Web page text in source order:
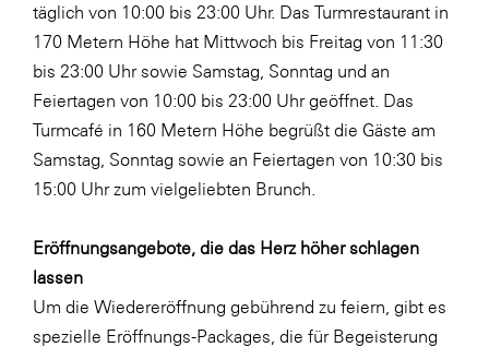
täglich von 10:00 bis 23:00 Uhr. Das Turmrestaurant in
170 Metern Höhe hat Mittwoch bis Freitag von 11:30
bis 23:00 Uhr sowie Samstag, Sonntag und an
Feiertagen von 10:00 bis 23:00 Uhr geöffnet. Das
Turmcafé in 160 Metern Höhe begrüßt die Gäste am
Samstag, Sonntag sowie an Feiertagen von 10:30 bis
15:00 Uhr zum vielgeliebten Brunch.
Eröffnungsangebote, die das Herz höher schlagen
lassen
Um die Wiedereröffnung gebührend zu feiern, gibt es
spezielle Eröffnungs-Packages, die für Begeisterung